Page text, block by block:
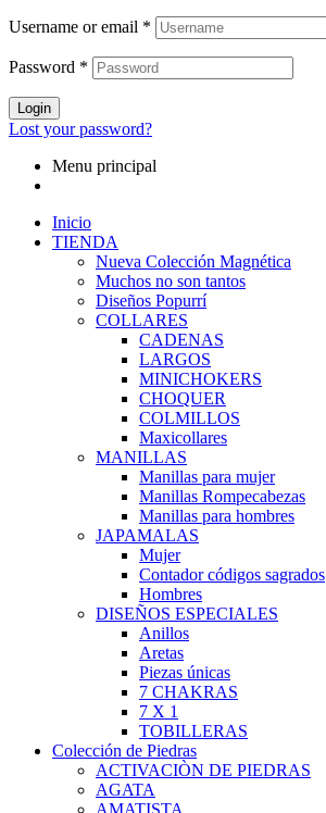
Username or email *
Password *
Login
Lost your password?
Menu principal
Inicio
TIENDA
Nueva Colección Magnética
Muchos no son tantos
Diseños Popurrí
COLLARES
CADENAS
LARGOS
MINICHOKERS
CHOQUER
COLMILLOS
Maxicollares
MANILLAS
Manillas para mujer
Manillas Rompecabezas
Manillas para hombres
JAPAMALAS
Mujer
Contador códigos sagrados
Hombres
DISEÑOS ESPECIALES
Anillos
Aretas
Piezas únicas
7 CHAKRAS
7 X 1
TOBILLERAS
Colección de Piedras
ACTIVACIÒN DE PIEDRAS
AGATA